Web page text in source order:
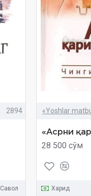
2894
Савол
«Yoshlar
«Асрни
28 500 сўм
Харид